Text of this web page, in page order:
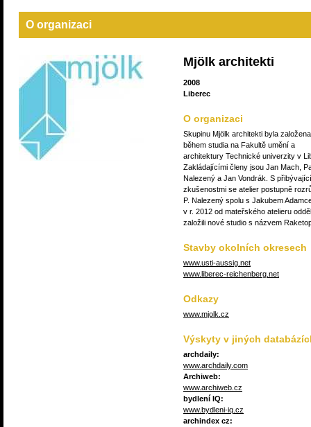
O organizaci
Mjölk architekti
2008
Liberec
O organizaci
Skupinu Mjölk architekti byla
během studia na Fakultě umění a
architektury Technické univerzity v
Zakládajícími členy jsou Jan Mach,
Nalezený a Jan Vondrák. S
zkušenostmi se atelier postupně
P. Nalezený spolu s Jakubem
v r. 2012 od mateřského atelieru
založili nové studio s názvem
Stavby okolních okresech
www.usti-aussig.net
www.liberec-reichenberg.net
Odkazy
www.mjolk.cz
Výskyty v jiných
archdaily:
www.archdaily.com
Archiweb:
www.archiweb.cz
bydlení IQ:
www.bydleni-iq.cz
archindex cz: